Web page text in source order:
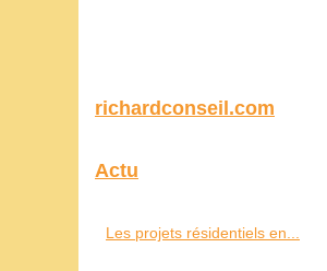
richardconseil.com
Actu
Les projets résidentiels en...